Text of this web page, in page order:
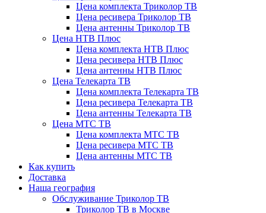
Цена комплекта Триколор ТВ
Цена ресивера Триколор ТВ
Цена антенны Триколор ТВ
Цена НТВ Плюс
Цена комплекта НТВ Плюс
Цена ресивера НТВ Плюс
Цена антенны НТВ Плюс
Цена Телекарта ТВ
Цена комплекта Телекарта ТВ
Цена ресивера Телекарта ТВ
Цена антенны Телекарта ТВ
Цена МТС ТВ
Цена комплекта МТС ТВ
Цена ресивера МТС ТВ
Цена антенны МТС ТВ
Как купить
Доставка
Наша география
Обслуживание Триколор ТВ
Триколор ТВ в Москве